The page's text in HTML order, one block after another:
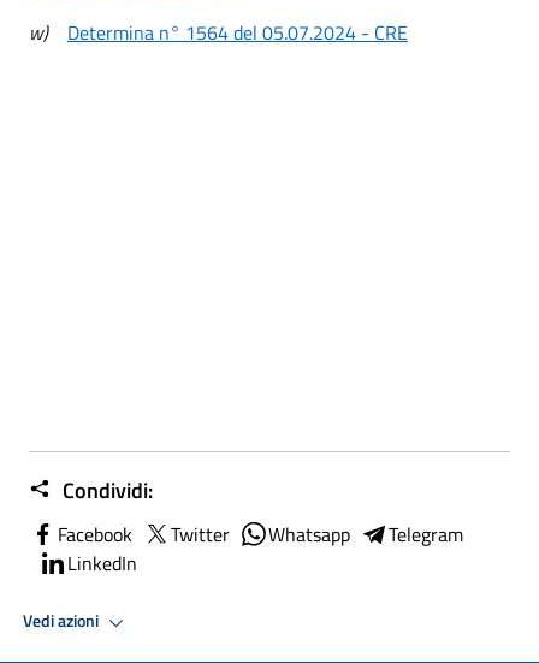
w)
Determina n° 1564 del 05.07.2024 - CRE
Condividi:
Facebook Twitter Whatsapp
Telegram
LinkedIn
Vedi azioni